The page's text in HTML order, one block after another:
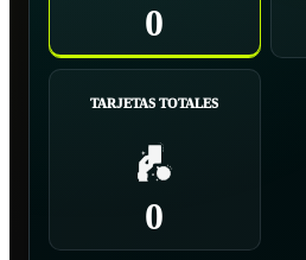
0
TARJETAS TOTALES
0